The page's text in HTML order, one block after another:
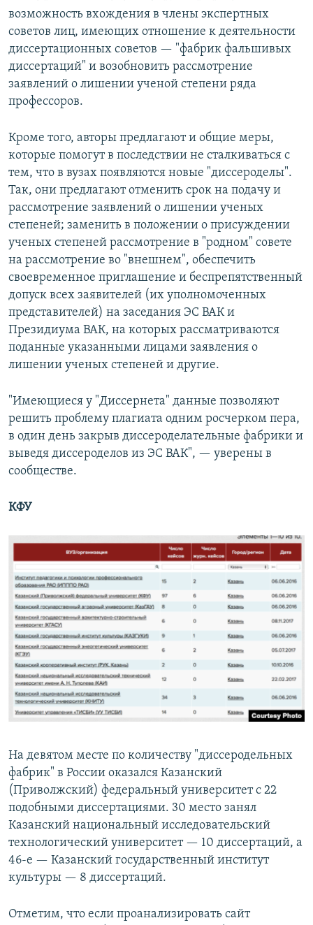
возможность вхождения в члены экспертных
советов лиц, имеющих отношение к деятельности
диссертационных советов — "фабрик фальшивых
диссертаций" и возобновить рассмотрение
заявлений о лишении ученой степени ряда
профессоров.
Кроме того, авторы предлагают и общие меры,
которые помогут в последствии не сталкиваться с
тем, что в вузах появляются новые "диссероделы".
Так, они предлагают отменить срок на подачу и
рассмотрение заявлений о лишении ученых
степеней; заменить в положении о присуждении
ученых степеней рассмотрение в "родном" совете
на рассмотрение во "внешнем", обеспечить
своевременное приглашение и беспрепятственный
допуск всех заявителей (их уполномоченных
представителей) на заседания ЭС ВАК и
Президиума ВАК, на которых рассматриваются
поданные указанными лицами заявления о
лишении ученых степеней и другие.
"Имеющиеся у "Диссернета" данные позволяют
решить проблему плагиата одним росчерком пера,
в один день закрыв диссероделательные фабрики и
выведя диссероделов из ЭС ВАК", — уверены в
сообществе.
КФУ
​На девятом месте по количеству "диссеродельных
фабрик" в России оказался Казанский
(Приволжский) федеральный университет с 22
подобными диссертациями. 30 место занял
Казанский национальный исследовательский
технологический университет — 10 диссертаций, а
46-е — Казанский государственный институт
культуры — 8 диссертаций.
Отметим, что если проанализировать сайт